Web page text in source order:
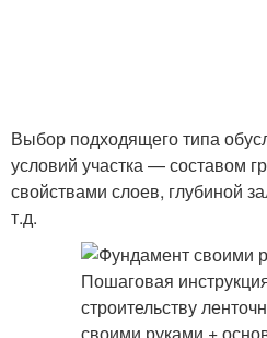
Выбор подходящего типа
условий участка — составом
свойствами слоев, глубиной
т.д.